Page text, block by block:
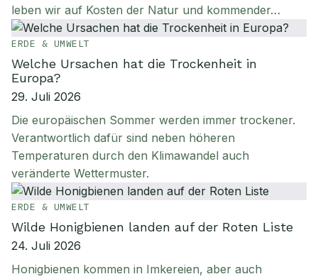
leben wir auf Kosten der Natur und kommender…
ERDE & UMWELT
Welche Ursachen hat die Trockenheit in
Europa?
29. Juli 2026
Die europäischen Sommer werden immer trockener.
Verantwortlich dafür sind neben höheren
Temperaturen durch den Klimawandel auch
veränderte Wettermuster.
ERDE & UMWELT
Wilde Honigbienen landen auf der Roten Liste
24. Juli 2026
Honigbienen kommen in Imkereien, aber auch